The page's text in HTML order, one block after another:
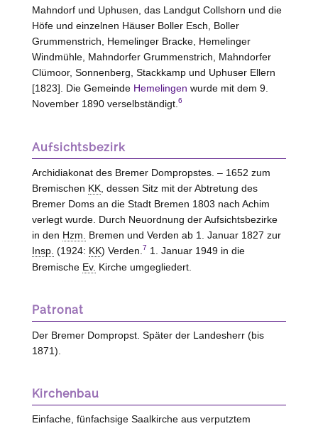
Mahndorf und Uphusen, das Landgut Collshorn und die
Höfe und einzelnen Häuser Boller Esch, Boller
Grummenstrich, Hemelinger Bracke, Hemelinger
Windmühle, Mahndorfer Grummenstrich, Mahndorfer
Clümoor, Sonnenberg, Stackkamp und Uphuser Ellern
[1823]. Die Gemeinde Hemelingen wurde mit dem 9.
November 1890 verselbständigt. 6
Aufsichtsbezirk
Archidiakonat des Bremer Dompropstes. – 1652 zum
Bremischen KK, dessen Sitz mit der Abtretung des
Bremer Doms an die Stadt Bremen 1803 nach Achim
verlegt wurde. Durch Neuordnung der Aufsichtsbezirke
in den Hzm.
Bremen und Verden ab 1. Januar 1827 zur
Insp. (1924: KK) Verden. 7 1. Januar 1949 in die
Bremische Ev. Kirche umgegliedert.
Patronat
Der Bremer Dompropst. Später der Landesherr (bis
1871).
Kirchenbau
Einfache, fünfachsige Saalkirche aus verputztem